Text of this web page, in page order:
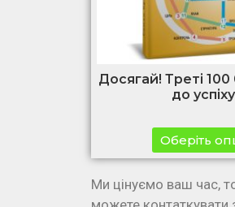
Досягай! Треті 100
до успіху
Оберіть
Ми цінуємо ваш час,